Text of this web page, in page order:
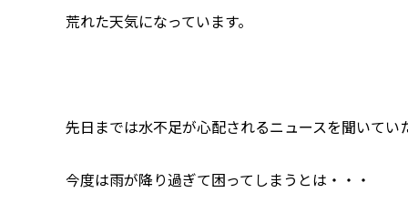
荒れた天気になっています。
先日までは水不足が心配されるニュースを聞いてい
今度は雨が降り過ぎて困ってしまうとは・・・